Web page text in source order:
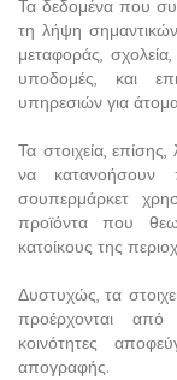
Τα δεδομένα που
τη λήψη
μεταφοράς,
υποδομές, και
υπηρεσιών για άτομα,
Τα στοιχεία,
να κατανοήσουν
σουπερμάρκετ
προϊόντα που
κατοίκους της
Δυστυχώς, τα
προέρχονται από
κοινότητες
απογραφής.